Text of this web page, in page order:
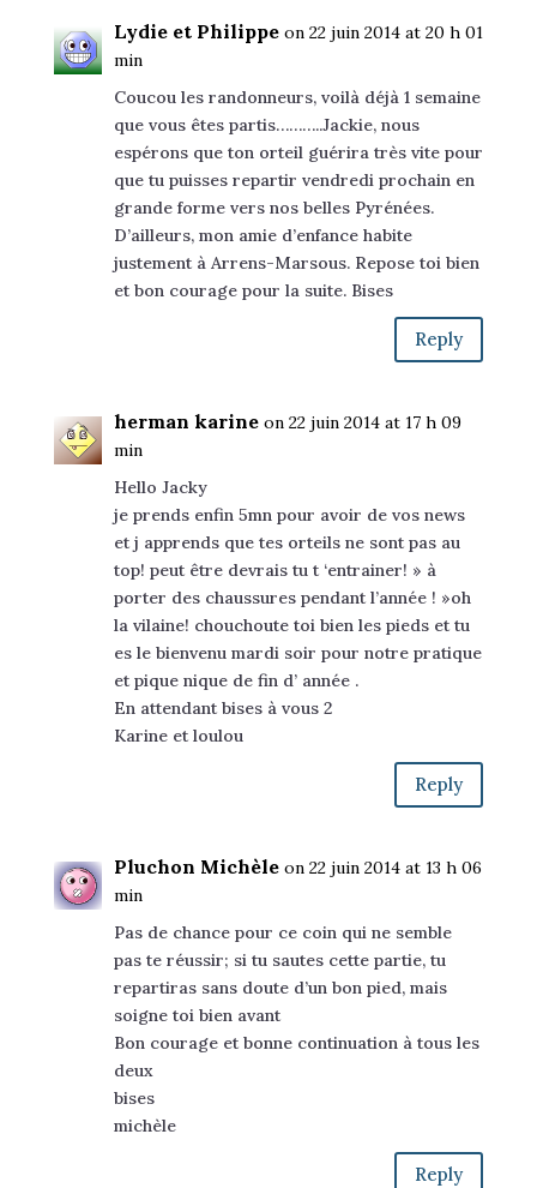
Lydie et Philippe on 22 juin 2014 at 20 h 01
min
Coucou les randonneurs, voilà déjà 1 semaine
que vous êtes partis………..Jackie, nous
espérons que ton orteil guérira très vite pour
que tu puisses repartir vendredi prochain en
grande forme vers nos belles Pyrénées.
D’ailleurs, mon amie d’enfance habite
justement à Arrens-Marsous. Repose toi bien
et bon courage pour la suite. Bises
Reply
herman karine on 22 juin 2014 at 17 h 09
min
Hello Jacky
je prends enfin 5mn pour avoir de vos news
et j apprends que tes orteils ne sont pas au
top! peut être devrais tu t ‘entrainer! » à
porter des chaussures pendant l’année ! »oh
la vilaine! chouchoute toi bien les pieds et tu
es le bienvenu mardi soir pour notre pratique
et pique nique de fin d’ année .
En attendant bises à vous 2
Karine et loulou
Reply
Pluchon Michèle on 22 juin 2014 at 13 h 06
min
Pas de chance pour ce coin qui ne semble
pas te réussir; si tu sautes cette partie, tu
repartiras sans doute d’un bon pied, mais
soigne toi bien avant
Bon courage et bonne continuation à tous les
deux
bises
michèle
Reply